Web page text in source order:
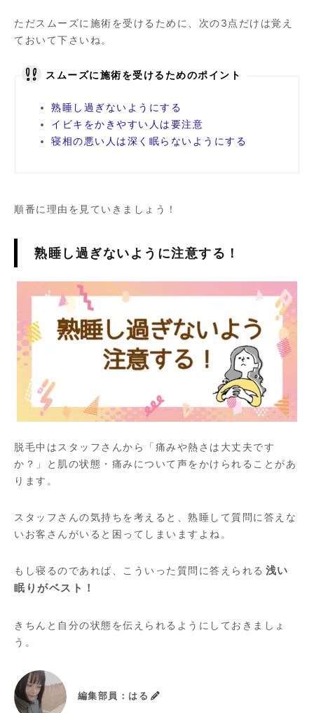
ただスムーズに施術を受けるために、次の3点だけは覚え
ておいて下さいね。
スムーズに施術を受けるためのポイント
熟睡し過ぎないようにする
イビキをかきやすい人は要注意
寝相の悪い人は深く眠らないようにする
順番に理由を見ていきましょう！
熟睡し過ぎないように注意する！
脱毛中はスタッフさんから「痛みや熱さは大丈夫です
か？」と肌の状態・痛みについて声をかけられることがあ
ります。
スタッフさんの気持ちを考えると、熟睡して質問に答えな
いお客さんがいると困ってしまいますよね。
もし寝るのであれば、こういった質問に答えられる 浅い
眠りがベスト！
きちんと自分の状態を伝えられるようにしておきましょ
う。
編集部員：はる